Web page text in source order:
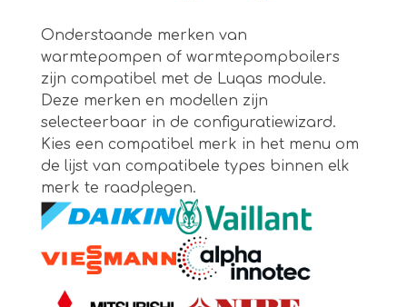
Onderstaande merken van
warmtepompen of warmtepompboilers
zijn compatibel met de Luqas module.
Deze merken en modellen zijn
selecteerbaar in de configuratiewizard.
Kies een compatibel merk in het menu om
de lijst van compatibele types binnen elk
merk te raadplegen.